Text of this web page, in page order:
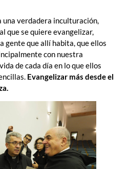
una verdadera inculturación,
al que se quiere evangelizar,
gente que allí habita, que ellos
con nuestra
de cada día en lo que ellos
Evangelizar más desde el